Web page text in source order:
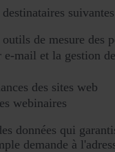
de mesure des
mail et la gestion
des sites web
webinaires
données qui
demande à